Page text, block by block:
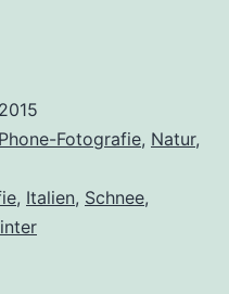
Fotografie, Natur,
, Italien, Schnee,